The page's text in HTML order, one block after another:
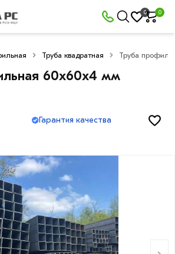
0 0
Труба квадратная Труба
60х60х4 мм
Гарантия качества